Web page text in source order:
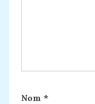
Nom *